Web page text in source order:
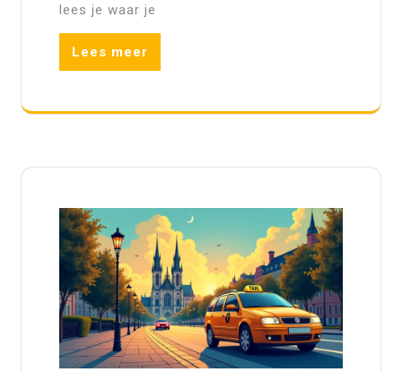
lees je waar je
Lees meer